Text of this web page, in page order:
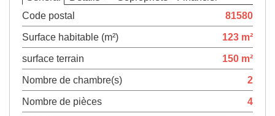
Code postal
81580
Surface habitable (m²)
123 m²
surface terrain
150 m²
Nombre de chambre(s)
2
Nombre de pièces
4